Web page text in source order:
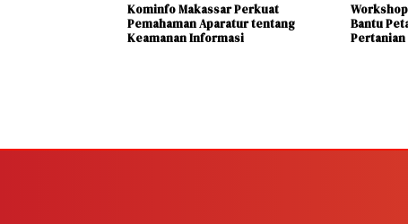
Kominfo Makassar Perkuat
Pemahaman Aparatur tentang
Keamanan Informasi
Bantu